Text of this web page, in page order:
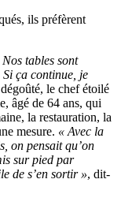
ils préfèrent
tables sont
ça continue, je
le chef étoilé
âgé de 64 ans, qui
la restauration, la
mesure. « Avec la
on pensait qu’on
sur pied par
de s’en sortir », dit-